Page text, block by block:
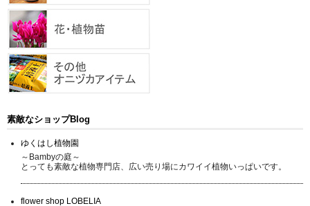
素敵なショップBlog
ゆくはし植物園
～Bambyの庭～
とっても素敵な植物専門店、広い売り場にカワイイ植物いっぱいです。
flower shop LOBELIA